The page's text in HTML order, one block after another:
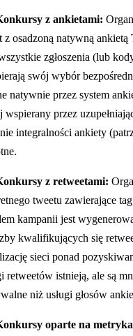
z ankietami:
z osadzoną natywną ankietą
zgłoszenia (lub
swój wybór
natywnie przez system
przez
integralności ankiety
z retweetami:
tweetu zawierające
kampanii jest
kwalifikujących się
sieci ponad
retweetów istnieją, ale są
niż usługi głosów
oparte na